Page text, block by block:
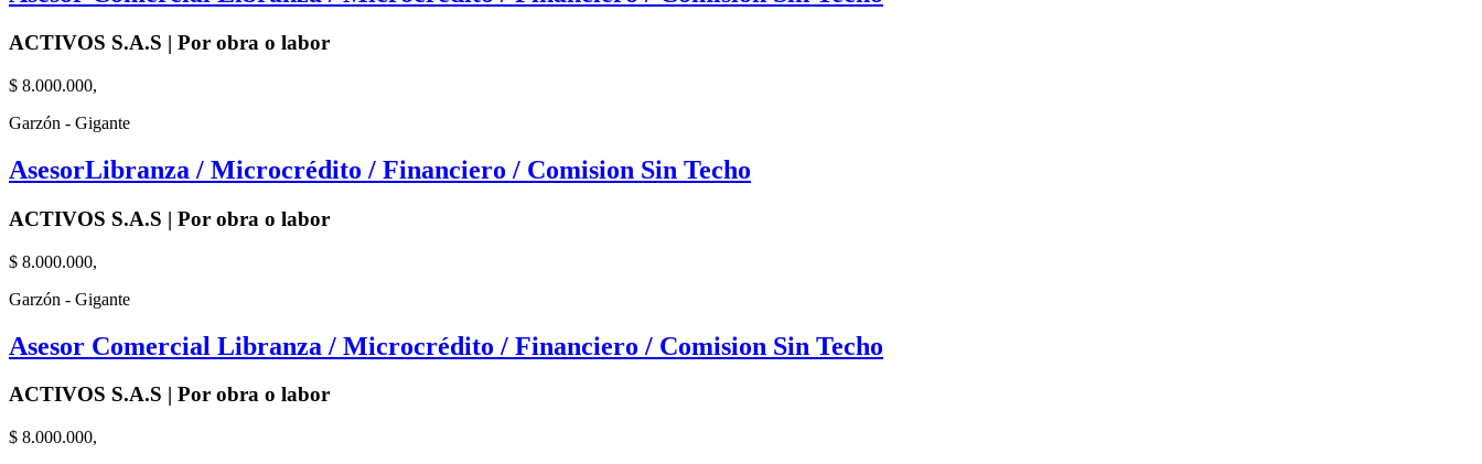
ACTIVOS S.A.S | Por obra o labor
$ 8.000.000,
Garzón - Gigante
AsesorLibranza / Microcrédito / Financiero / Comision Sin Techo
ACTIVOS S.A.S | Por obra o labor
$ 8.000.000,
Garzón - Gigante
Asesor Comercial Libranza / Microcrédito / Financiero / Comision Sin Techo
ACTIVOS S.A.S | Por obra o labor
$ 8.000.000,